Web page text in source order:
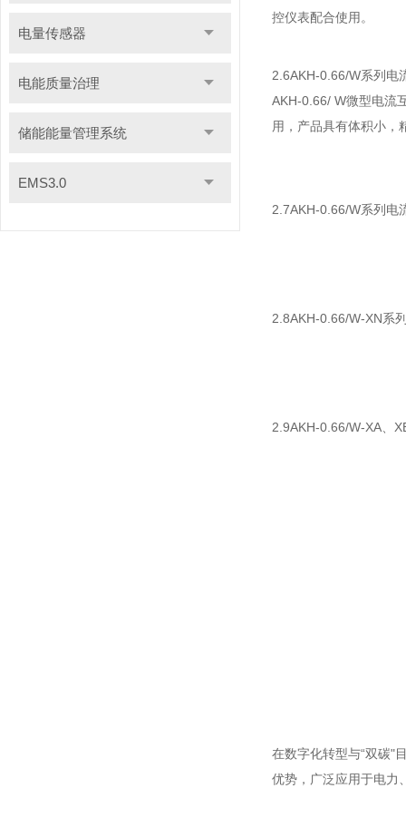
电量传感器
电能质量治理
储能能量管理系统
EMS3.0
控仪表配合使用。
2.6AKH-0.66/W系列电
AKH-0.66/ W微型电流
用，产品具有体积小，
2.7AKH-0.66/W系列电
2.8AKH-0.66/W-XN系
2.9AKH-0.66/W-XA、
在数字化转型与“双碳"
优势，广泛应用于电力